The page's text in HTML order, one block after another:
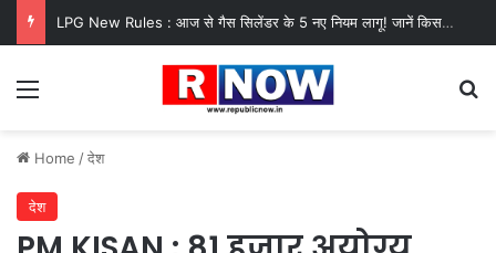
LPG New Rules : आज से गैस सिलेंडर के 5 नए नियम लागू! जानें किसका कटेगा कनेक्शन, कितने दिन बाद होगी बुकिंग?
Menu
Home /देश
देश